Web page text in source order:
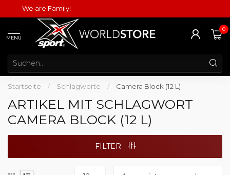
We are Family!
MENU
0
Startseite / Schlagworte / Camera Block (12 L)
ARTIKEL MIT SCHLAGWORT
CAMERA BLOCK (12 L)
FILTER